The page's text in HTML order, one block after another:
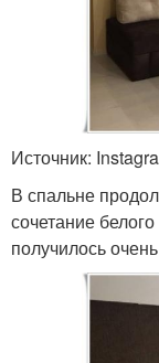
Источник:
В спальне
сочетание
получилось